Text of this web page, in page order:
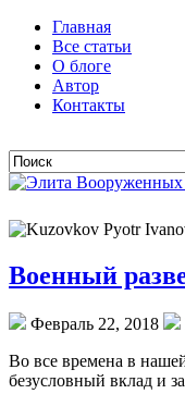
Главная
Все статьи
О блоге
Автор
Контакты
Военный
Февраль 22, 2018
Во все времена в
безусловный вклад и